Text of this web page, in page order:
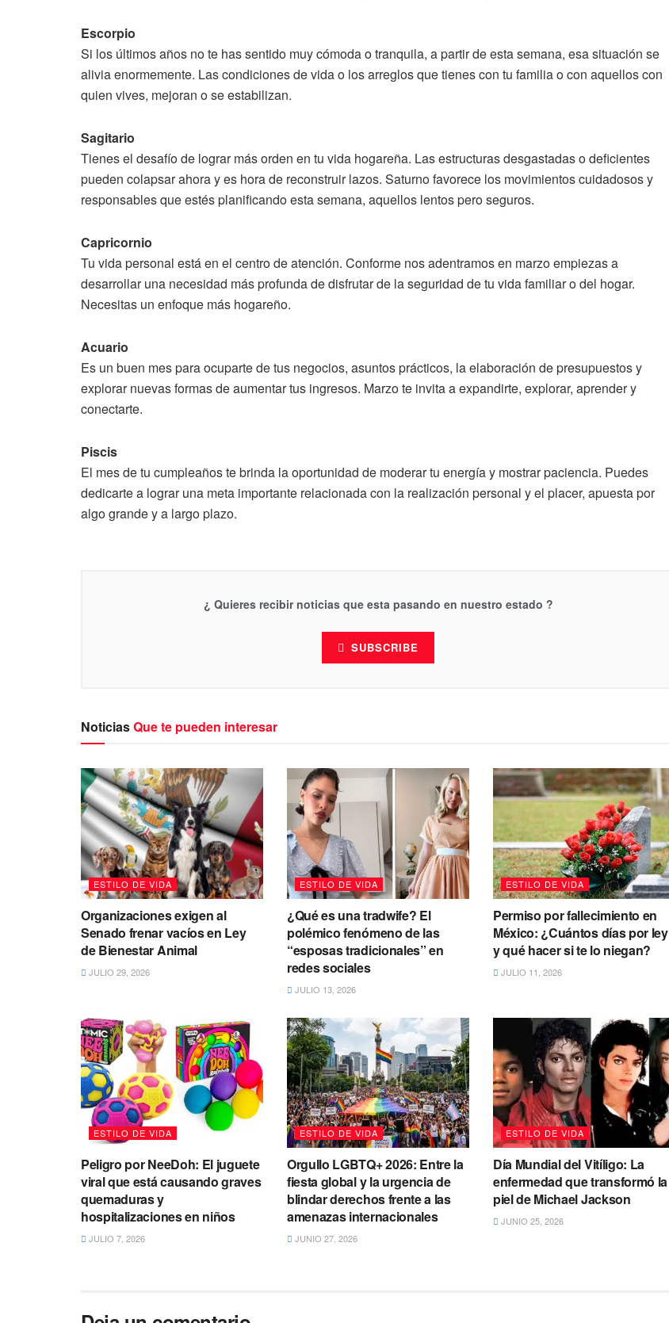
Escorpio
Si los últimos años no te has sentido muy cómoda o tranquila, a partir de esta semana, esa situación se
alivia enormemente. Las condiciones de vida o los arreglos que tienes con tu familia o con aquellos con
quien vives, mejoran o se estabilizan.
Sagitario
Tienes el desafío de lograr más orden en tu vida hogareña. Las estructuras desgastadas o deficientes
pueden colapsar ahora y es hora de reconstruir lazos. Saturno favorece los movimientos cuidadosos y
responsables que estés planificando esta semana, aquellos lentos pero seguros.
Capricornio
Tu vida personal está en el centro de atención. Conforme nos adentramos en marzo empiezas a
desarrollar una necesidad más profunda de disfrutar de la seguridad de tu vida familiar o del hogar.
Necesitas un enfoque más hogareño.
Acuario
Es un buen mes para ocuparte de tus negocios, asuntos prácticos, la elaboración de presupuestos y
explorar nuevas formas de aumentar tus ingresos. Marzo te invita a expandirte, explorar, aprender y
conectarte.
Piscis
El mes de tu cumpleaños te brinda la oportunidad de moderar tu energía y mostrar paciencia. Puedes
dedicarte a lograr una meta importante relacionada con la realización personal y el placer, apuesta por
algo grande y a largo plazo.
¿ Quieres recibir noticias que esta pasando en nuestro estado ?
SUBSCRIBE
NoticiasQue te pueden interesar
ESTILO DE VIDA
Organizaciones exigen al
Senado frenar vacíos en Ley
de Bienestar Animal
JULIO 29, 2026
ESTILO DE VIDA
¿Qué es una tradwife? El
polémico fenómeno de las
“esposas tradicionales” en
redes sociales
JULIO 13, 2026
ESTILO DE VIDA
Permiso por fallecimiento en
México: ¿Cuántos días por ley
y qué hacer si te lo niegan?
JULIO 11, 2026
ESTILO DE VIDA
Peligro por NeeDoh: El juguete
viral que está causando graves
quemaduras y
hospitalizaciones en niños
JULIO 7, 2026
ESTILO DE VIDA
Orgullo LGBTQ+ 2026: Entre la
fiesta global y la urgencia de
blindar derechos frente a las
amenazas internacionales
JUNIO 27, 2026
ESTILO DE VIDA
Día Mundial del Vitíligo: La
enfermedad que transformó la
piel de Michael Jackson
JUNIO 25, 2026